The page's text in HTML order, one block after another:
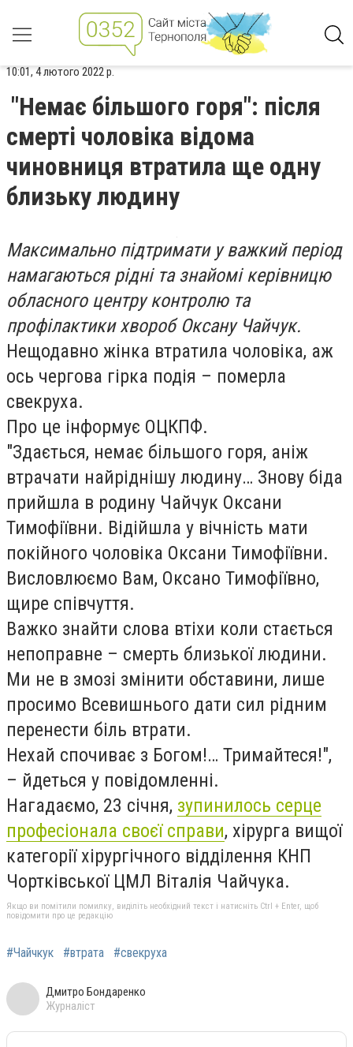
10:01, 4 лютого 2022 р.
"Немає більшого горя": після
смерті чоловіка відома
чиновниця втратила ще одну
близьку людину
Максимально підтримати у важкий період
намагаються рідні та знайомі керівницю
обласного центру контролю та
профілактики хвороб Оксану Чайчук.
Нещодавно жінка втратила чоловіка, аж
ось чергова гірка подія – померла
свекруха.
Про це інформує ОЦКПФ.
"Здається, немає більшого горя, аніж
втрачати найріднішу людину… Знову біда
прийшла в родину Чайчук Оксани
Тимофіївни. Відійшла у вічність мати
покійного чоловіка Оксани Тимофіївни.
Висловлюємо Вам, Оксано Тимофіївно,
щире співчуття.
Важко знайти слова втіхи коли стається
непоправне – смерть близької людини.
Ми не в змозі змінити обставини, лише
просимо Всевишнього дати сил рідним
перенести біль втрати.
Нехай спочиває з Богом!… Тримайтеся!",
– йдеться у повідомленні.
Нагадаємо, 23 січня, зупинилось серце
професіонала своєї справи, хірурга вищої
категорії хірургічного відділення КНП
Чортківської ЦМЛ Віталія Чайчука.
Якщо ви помітили помилку, виділіть необхідний текст і натисніть Ctrl + Enter, щоб
повідомити про це редакцію
#Чайчкук #втрата #свекруха
Дмитро Бондаренко
Журналіст